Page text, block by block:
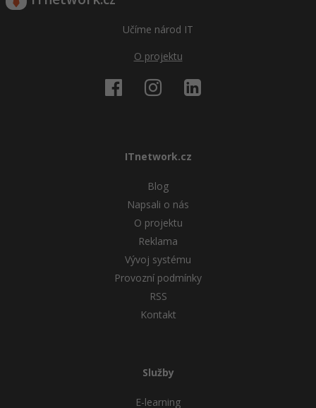
Učíme národ IT
O projektu
ITnetwork.cz
Blog
Napsali o nás
O projektu
Reklama
Vývoj systému
Provozní podmínky
RSS
Kontakt
Služby
E-learning